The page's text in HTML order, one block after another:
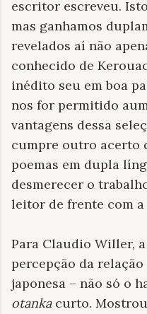
escritor escreveu.
mas ganhamos
revelados aí não
conhecido de
inédito seu em boa
nos for permitido
vantagens dessa
cumpre outro acerto
poemas em dupla
desmerecer o
leitor de frente com
Para Claudio Willer,
percepção da
japonesa – não só o
otankacurto. Mostrou